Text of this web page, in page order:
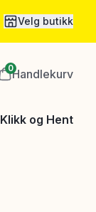
Velg butikk
0Handlekurv
Klikk og Hent